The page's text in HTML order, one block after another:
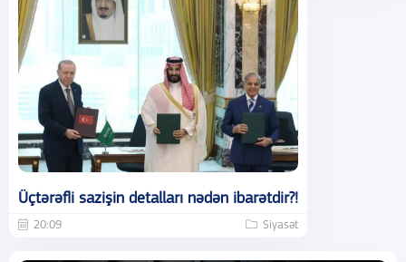
Üçtərəfli sazişin detalları nədən ibarətdir?!
20:09 Siyasət